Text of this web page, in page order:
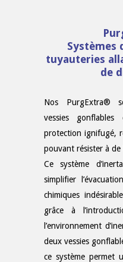
Systèmes
tuyauteries
de
Nos PurgExtra®
vessies
protection ignifugé,
pouvant résister à
Ce système
simplifier
chimiques
grâce à
l’environnement
deux vessies
ce système permet